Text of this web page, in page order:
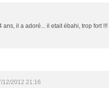
il a adoré... il etait ébahi, trop fort !!!
12/2012 21:16